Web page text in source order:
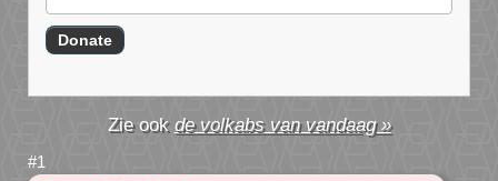
de volkabs van vandaag »